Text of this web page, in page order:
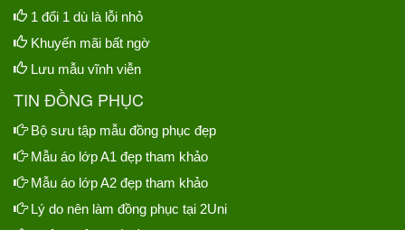
1 đổi 1 dù là lỗi nhỏ
Khuyến mãi bất ngờ
Lưu mẫu vĩnh viễn
TIN ĐỒNG PHỤC
Bộ sưu tập mẫu đồng phục đẹp
Mẫu áo lớp A1 đẹp tham khảo
Mẫu áo lớp A2 đẹp tham khảo
Lý do nên làm đồng phục tại 2Uni